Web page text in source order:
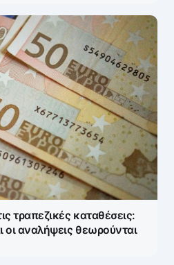
τραπεζικές καταθέσεις:
οι αναλήψεις θεωρούνται